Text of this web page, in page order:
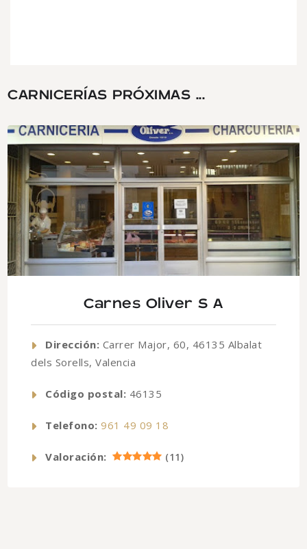
CARNICERÍAS PRÓXIMAS ...
Carnes Oliver S A
Dirección: Carrer Major, 60, 46135 Albalat
dels Sorells, Valencia
Código postal: 46135
Telefono: 961 49 09 18
Valoración: (11)